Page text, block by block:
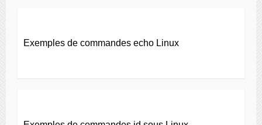
Exemples de commandes echo Linux